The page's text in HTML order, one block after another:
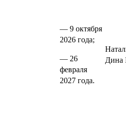
— 9 октября
2026 года;
— 26
февраля
2027 года.
Дина